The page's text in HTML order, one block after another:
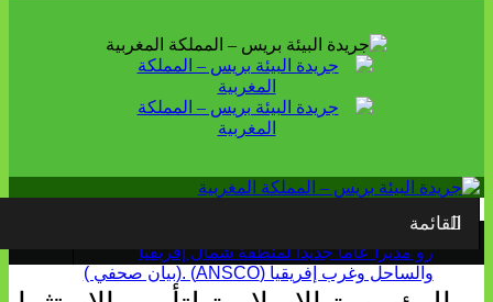
القائمة
“الخطوط الجوية الفرنسية” تعلن عن تعيين ليونيل
رو مديراً عاماً جديداً لمنطقة شمال إفريقيا
والساحل وغرب إفريقيا (ANSCO) .(بيان صحفي )